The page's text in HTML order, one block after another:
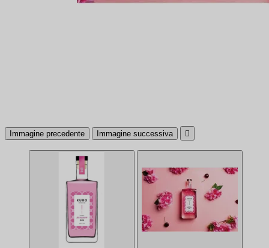
Immagine precedente Immagine successiva 